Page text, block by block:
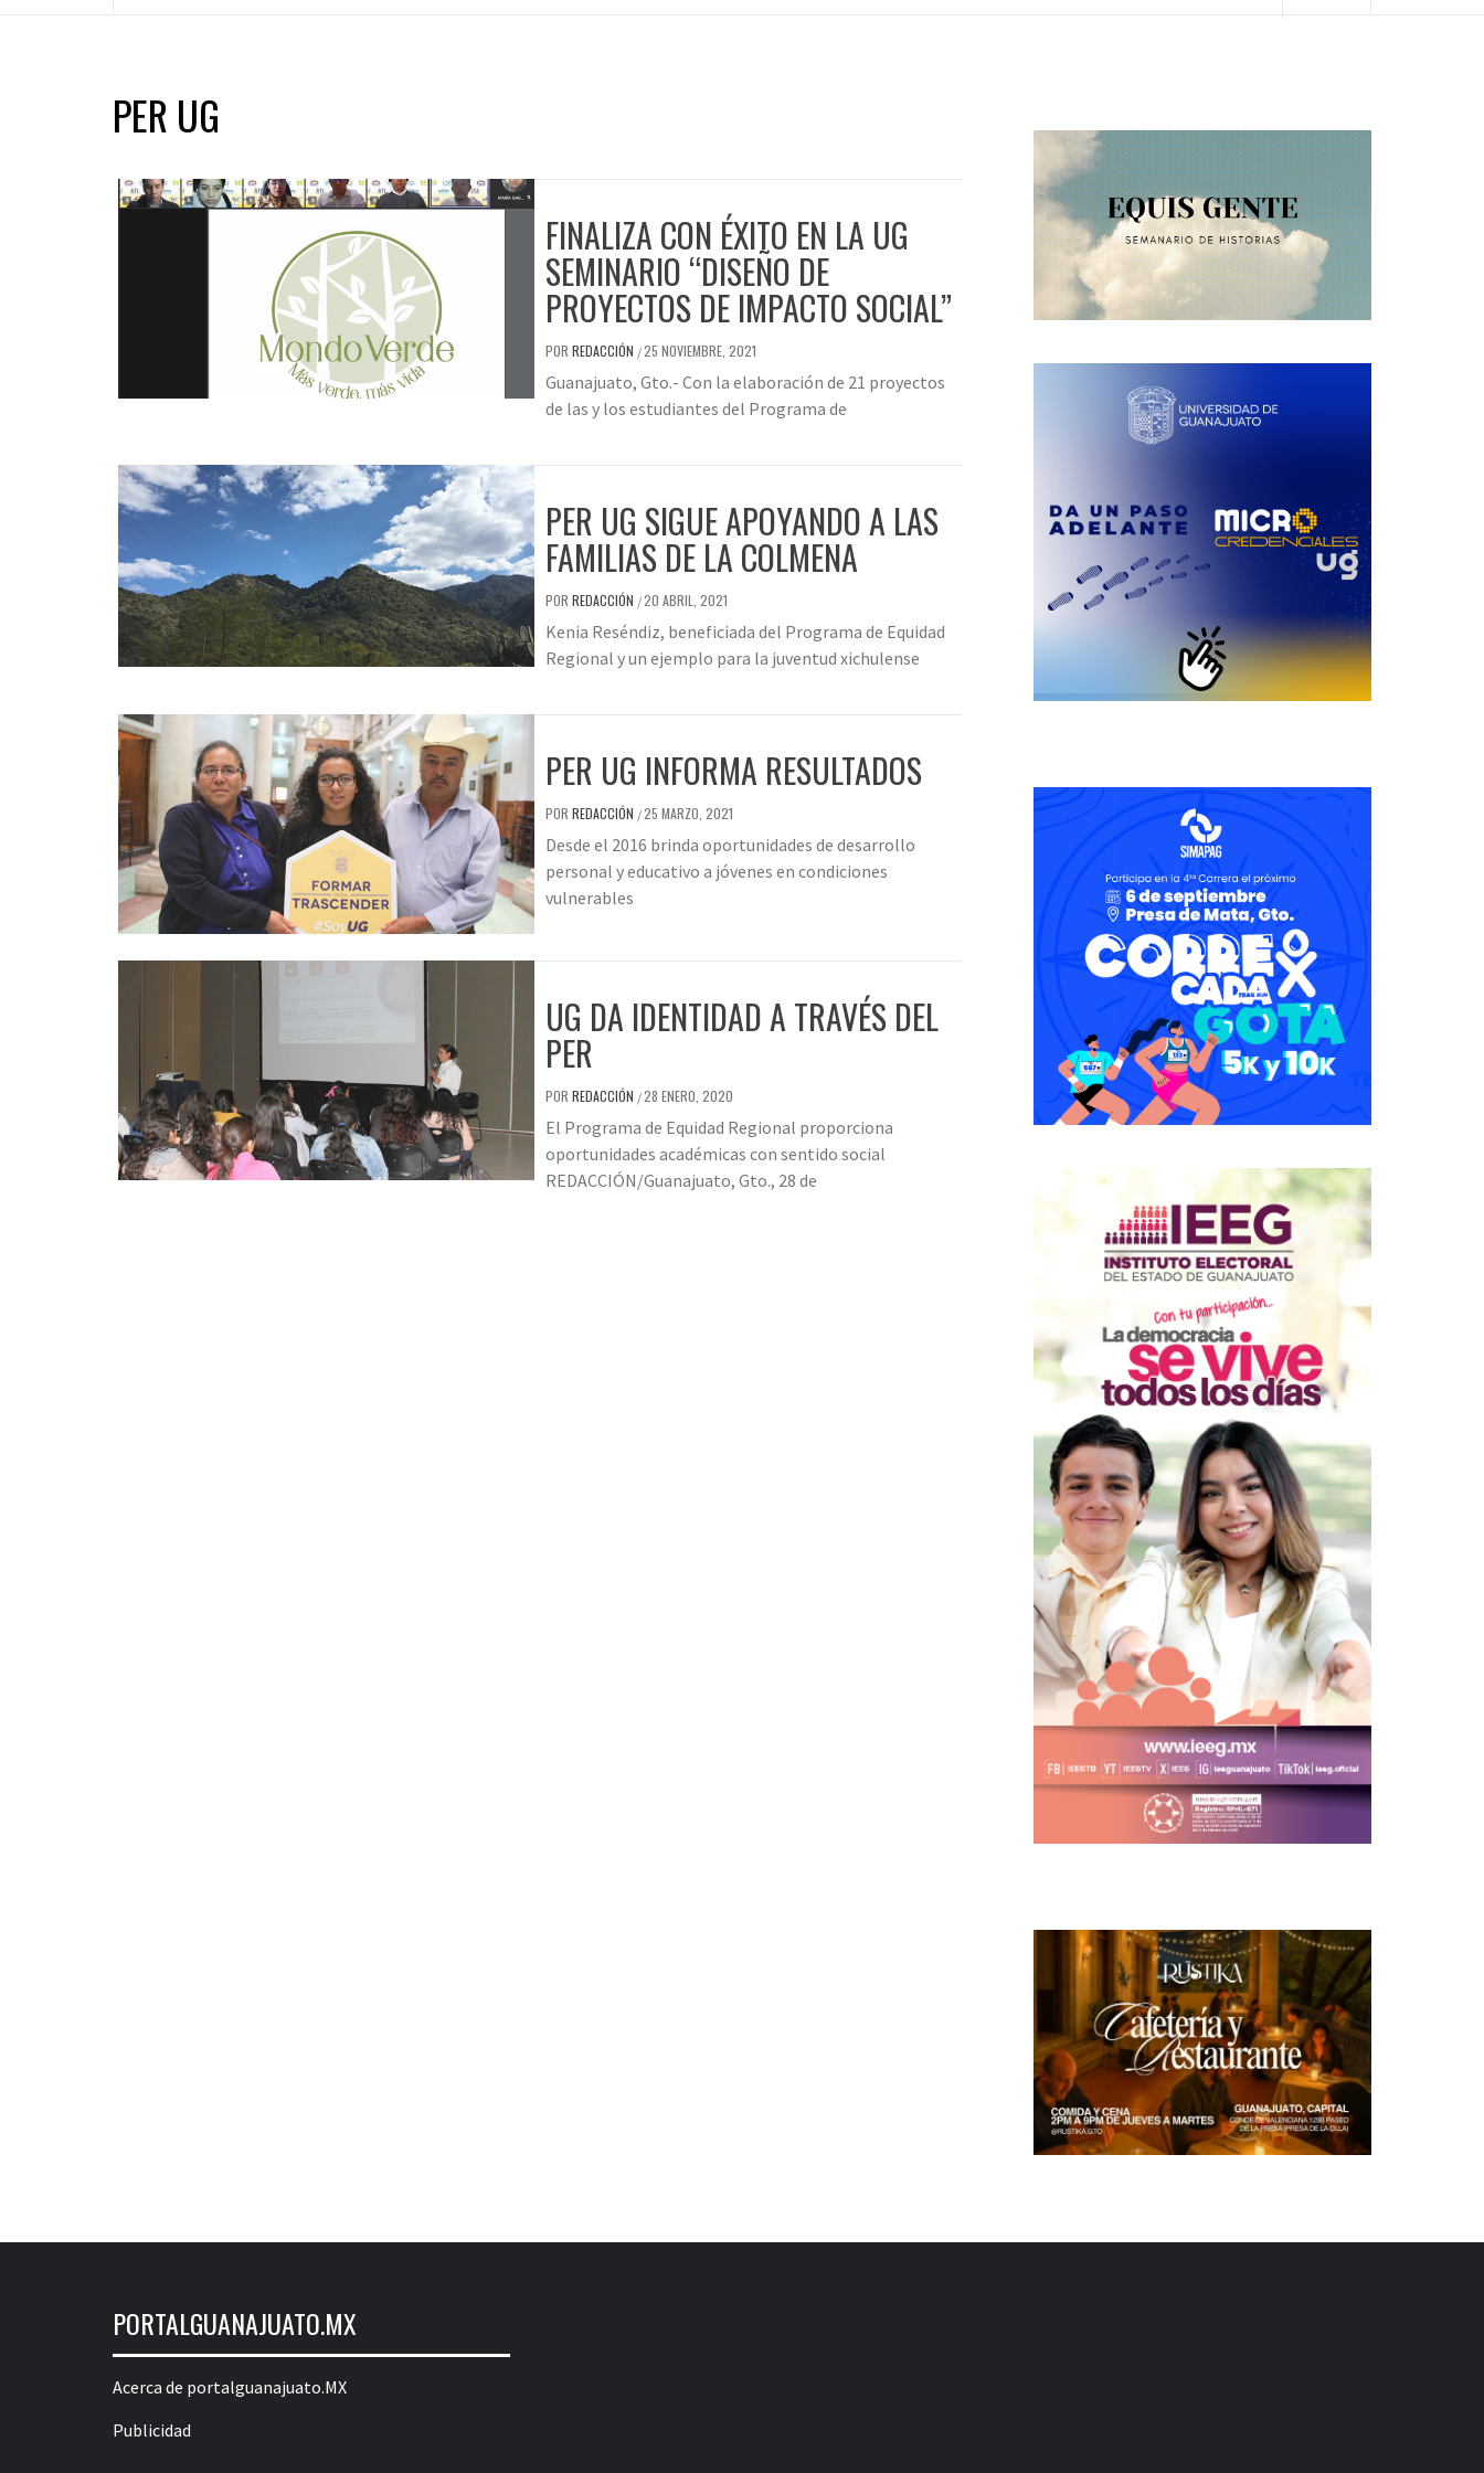
PER UG
FINALIZA CON ÉXITO EN LA UG
SEMINARIO “DISEÑO DE
PROYECTOS DE IMPACTO SOCIAL”
POR REDACCIÓN /25 NOVIEMBRE, 2021
Guanajuato, Gto.- Con la elaboración de 21 proyectos
de las y los estudiantes del Programa de
PER UG SIGUE APOYANDO A LAS
FAMILIAS DE LA COLMENA
POR REDACCIÓN /20 ABRIL, 2021
Kenia Reséndiz, beneficiada del Programa de Equidad
Regional y un ejemplo para la juventud xichulense
PER UG INFORMA RESULTADOS
POR REDACCIÓN /25 MARZO, 2021
Desde el 2016 brinda oportunidades de desarrollo
personal y educativo a jóvenes en condiciones
vulnerables
UG DA IDENTIDAD A TRAVÉS DEL
PER
POR REDACCIÓN /28 ENERO, 2020
El Programa de Equidad Regional proporciona
oportunidades académicas con sentido social
REDACCIÓN/Guanajuato, Gto., 28 de
PORTALGUANAJUATO.MX
Acerca de portalguanajuato.MX
Publicidad